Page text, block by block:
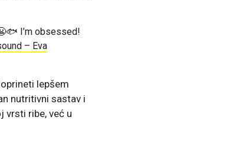
I’m obsessed!
– Eva
lepšem
nutritivni sastav i
vrsti ribe, već u